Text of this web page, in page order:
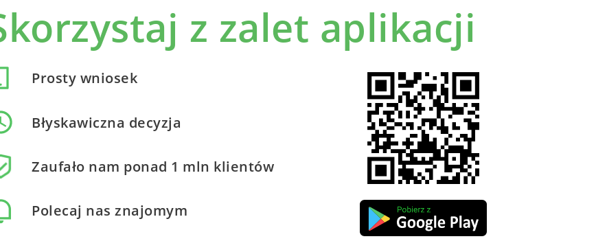
z zalet aplikacji
Prosty wniosek
Błyskawiczna decyzja
Zaufało nam ponad 1 mln klientów
Polecaj nas znajomym .